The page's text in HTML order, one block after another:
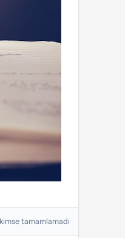
tamamlamadı